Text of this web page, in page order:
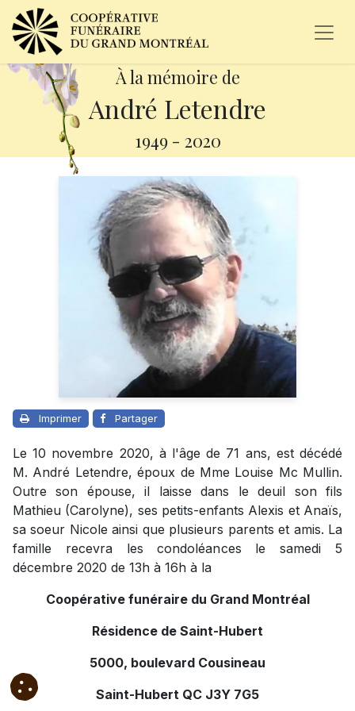
À la mémoire de
André Letendre
1949 - 2020
Imprimer Partager
Le 10 novembre 2020, à l'âge de 71 ans, est décédé
M. André Letendre, époux de Mme Louise Mc Mullin.
Outre son épouse, il laisse dans le deuil son fils
Mathieu (Carolyne), ses petits-enfants Alexis et Anaïs,
sa soeur Nicole ainsi que plusieurs parents et amis. La
famille recevra les condoléances le samedi 5
décembre 2020 de 13h à 16h à la
Coopérative funéraire du Grand Montréal
Résidence de Saint-Hubert
5000, boulevard Cousineau
Saint-Hubert QC J3Y 7G5